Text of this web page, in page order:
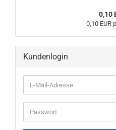
0,10
0,10 EUR
Kundenlogin
E-
Mail-
Adresse
Passwort